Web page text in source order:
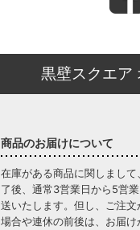
黒壁スクエア
商品のお届けについて
在庫がある商品に関しまして
了後、通常3営業日から5営
送いたします。但し、ご注文
場合や連休の前後は、お届け